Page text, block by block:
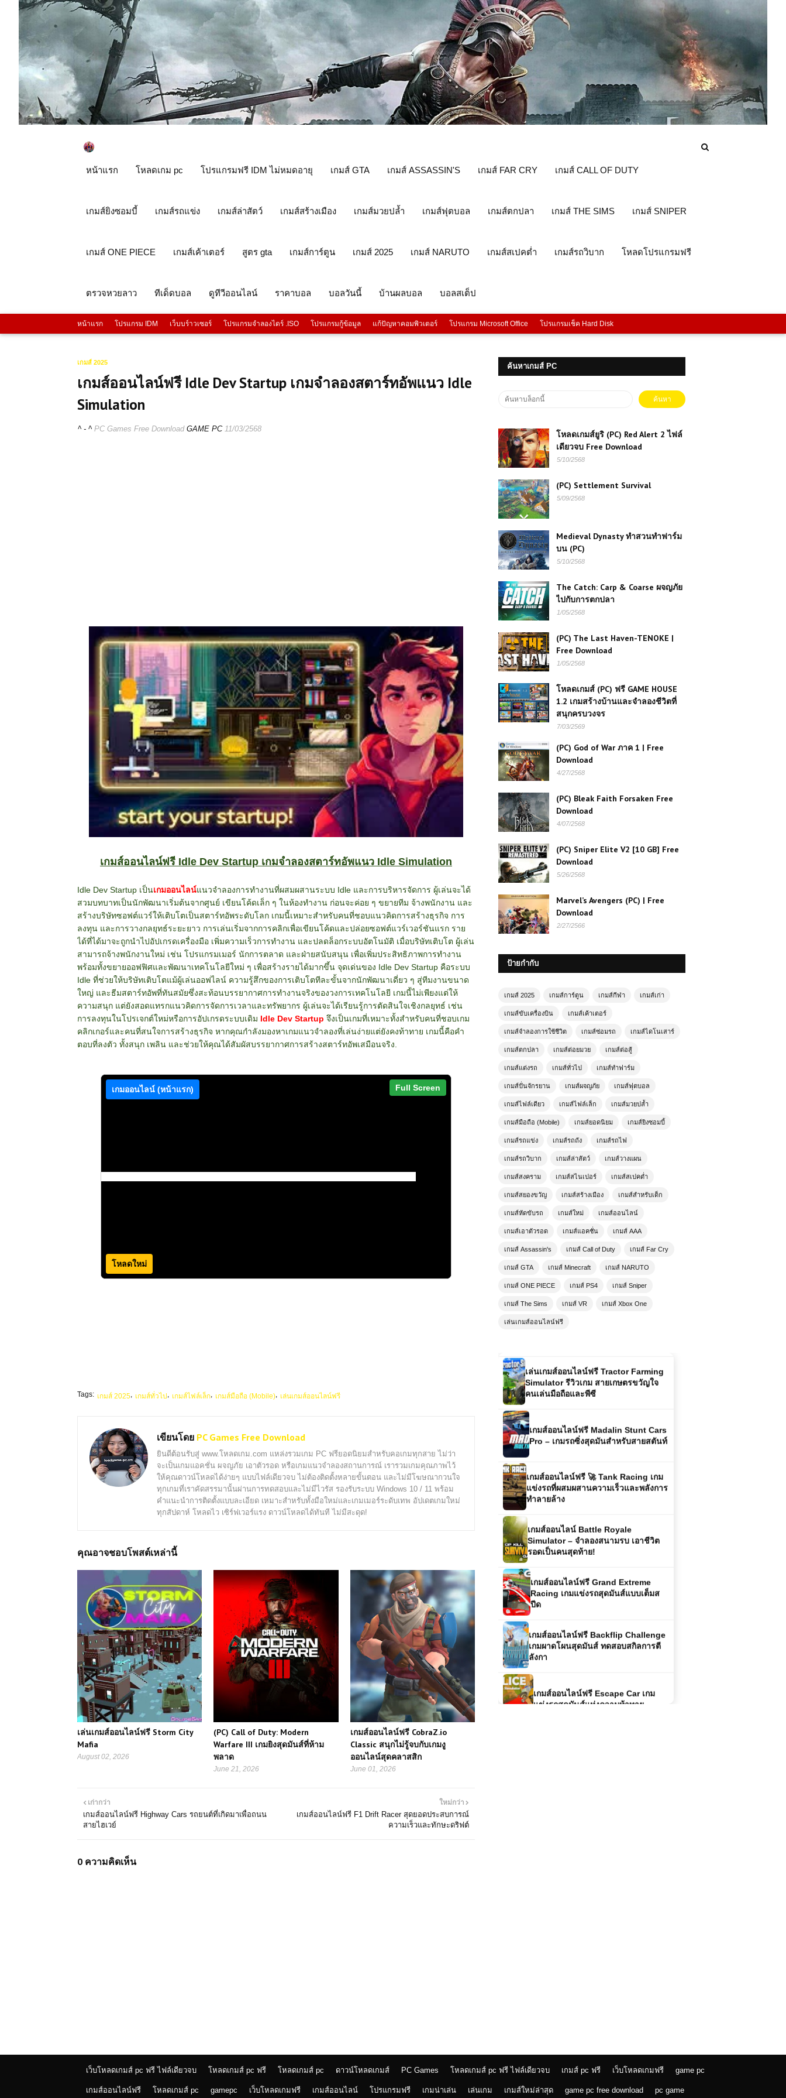
หน้าแรก โหลดเกม pc โปรแกรมฟรี IDM ไม่หมดอายุ เกมส์ GTA เกมส์ ASSASSIN'S เกมส์ FAR CRY เกมส์ CALL OF DUTY
เกมส์ยิงซอมบี้ เกมส์รถแข่ง เกมส์ล่าสัตว์ เกมส์สร้างเมือง เกมส์มวยปล้ำ เกมส์ฟุตบอล เกมส์ตกปลา เกมส์ THE SIMS เกมส์ SNIPER
เกมส์ ONE PIECE เกมส์เค้าเตอร์ สูตร gta เกมส์การ์ตูน เกมส์ 2025 เกมส์ NARUTO เกมส์สเปคต่ำ เกมส์รถวิบาก โหลดโปรแกรมฟรี
ตรวจหวยลาว ทีเด็ดบอล ดูทีวีออนไลน์ ราคาบอล บอลวันนี้ บ้านผลบอล บอลสเต็ป
หน้าแรก โปรแกรม IDM เว็บบร์าวเซอร์ โปรแกรมจำลองไดร์ .ISO โปรแกรมกู้ข้อมูล แก้ปัญหาคอมพิวเตอร์ โปรแกรม Microsoft Office โปรแกรมเช็ค Hard Disk
เกมส์ 2025
เกมส์ออนไลน์ฟรี Idle Dev Startup เกมจำลองสตาร์ทอัพแนว Idle
Simulation
^ - ^ PC Games Free Download GAME PC11/03/2568
เกมส์ออนไลน์ฟรี Idle Dev Startup เกมจำลองสตาร์ทอัพแนว Idle Simulation
Idle Dev Startup เป็นเกมออนไลน์แนวจำลองการทำงานที่ผสมผสานระบบ Idle และการบริหารจัดการ ผู้เล่นจะได้
สวมบทบาทเป็นนักพัฒนาเริ่มต้นจากศูนย์ เขียนโค้ดเล็ก ๆ ในห้องทำงาน ก่อนจะค่อย ๆ ขยายทีม จ้างพนักงาน และ
สร้างบริษัทซอฟต์แวร์ให้เติบโตเป็นสตาร์ทอัพระดับโลก เกมนี้เหมาะสำหรับคนที่ชอบแนวคิดการสร้างธุรกิจ การ
ลงทุน และการวางกลยุทธ์ระยะยาว การเล่นเริ่มจากการคลิกเพื่อเขียนโค้ดและปล่อยซอฟต์แวร์เวอร์ชันแรก ราย
ได้ที่ได้มาจะถูกนำไปอัปเกรดเครื่องมือ เพิ่มความเร็วการทำงาน และปลดล็อกระบบอัตโนมัติ เมื่อบริษัทเติบโต ผู้เล่น
สามารถจ้างพนักงานใหม่ เช่น โปรแกรมเมอร์ นักการตลาด และฝ่ายสนับสนุน เพื่อเพิ่มประสิทธิภาพการทำงาน
พร้อมทั้งขยายออฟฟิศและพัฒนาเทคโนโลยีใหม่ ๆ เพื่อสร้างรายได้มากขึ้น จุดเด่นของ Idle Dev Startup คือระบบ
Idle ที่ช่วยให้บริษัทเติบโตแม้ผู้เล่นออฟไลน์ ความรู้สึกของการเติบโตทีละขั้นจากนักพัฒนาเดี่ยว ๆ สู่ทีมงานขนาด
ใหญ่ และธีมสตาร์ทอัพที่ทันสมัยซึ่งสะท้อนบรรยากาศการทำงานจริงของวงการเทคโนโลยี เกมนี้ไม่เพียงแต่ให้
ความสนุก แต่ยังสอดแทรกแนวคิดการจัดการเวลาและทรัพยากร ผู้เล่นจะได้เรียนรู้การตัดสินใจเชิงกลยุทธ์ เช่น
การลงทุนในโปรเจกต์ใหม่หรือการอัปเกรดระบบเดิม Idle Dev Startup จึงเป็นเกมที่เหมาะทั้งสำหรับคนที่ชอบเกม
คลิกเกอร์และคนที่สนใจการสร้างธุรกิจ หากคุณกำลังมองหาเกมแนวจำลองที่เล่นง่ายแต่ยังคงท้าทาย เกมนี้คือคำ
ตอบที่ลงตัว ทั้งสนุก เพลิน และช่วยให้คุณได้สัมผัสบรรยากาศการสร้างสตาร์ทอัพเสมือนจริง.
เกมออนไลน์ (หน้าแรก) Full Screen
โหลดใหม่
Tags: เกมส์ 2025 เกมส์ทั่วไป เกมส์ไฟล์เล็ก เกมส์มือถือ (Mobile) เล่นเกมส์ออนไลน์ฟรี
เขียนโดย PC Games Free Download
ยินดีต้อนรับสู่ www.โหลดเกม.com แหล่งรวมเกม PC ฟรียอดนิยมสำหรับคอเกมทุกสาย ไม่ว่า
จะเป็นเกมแอคชั่น ผจญภัย เอาตัวรอด หรือเกมแนวจำลองสถานการณ์ เรารวมเกมคุณภาพไว้
ให้คุณดาวน์โหลดได้ง่ายๆ แบบไฟล์เดียวจบ ไม่ต้องติดตั้งหลายขั้นตอน และไม่มีโฆษณากวนใจ
ทุกเกมที่เราคัดสรรมานั้นผ่านการทดสอบและไม่มีไวรัส รองรับระบบ Windows 10 / 11 พร้อม
คำแนะนำการติดตั้งแบบละเอียด เหมาะสำหรับทั้งมือใหม่และเกมเมอร์ระดับเทพ อัปเดตเกมใหม่
ทุกสัปดาห์ โหลดไว เซิร์ฟเวอร์แรง ดาวน์โหลดได้ทันที ไม่มีสะดุด!
คุณอาจชอบโพสต์เหล่านี้
เล่นเกมส์ออนไลน์ฟรี Storm City
Mafia
August 02, 2026
(PC) Call of Duty: Modern
Warfare III เกมยิงสุดมันส์ที่ห้าม
พลาด
June 21, 2026
เกมส์ออนไลน์ฟรี CobraZ.io
Classic สนุกไม่รู้จบกับเกมงู
ออนไลน์สุดคลาสสิก
June 01, 2026
ใหม่กว่า
เกมส์ออนไลน์ฟรี F1 Drift Racer สุดยอดประสบการณ์
ความเร็วและทักษะดริฟต์
เก่ากว่า
เกมส์ออนไลน์ฟรี Highway Cars รถยนต์ที่เกิดมาเพื่อถนน
สายไฮเวย์
0 ความคิดเห็น
ค้นหาเกมส์ PC
โหลดเกมส์ยูริ (PC) Red Alert 2 ไฟล์
เดียวจบ Free Download
5/10/2568
(PC) Settlement Survival
5/09/2568
Medieval Dynasty ทำสวนทำฟาร์ม
บน (PC)
5/10/2568
The Catch: Carp & Coarse ผจญภัย
ไปกับการตกปลา
1/05/2568
(PC) The Last Haven-TENOKE |
Free Download
1/05/2568
โหลดเกมส์ (PC) ฟรี GAME HOUSE
1.2 เกมสร้างบ้านและจำลองชีวิตที่
สนุกครบวงจร
7/03/2569
(PC) God of War ภาค 1 | Free
Download
4/27/2568
(PC) Bleak Faith Forsaken Free
Download
4/07/2568
(PC) Sniper Elite V2 [10 GB] Free
Download
5/26/2568
Marvel’s Avengers (PC) | Free
Download
2/27/2566
ป้ายกำกับ
เกมส์ 2025 เกมส์การ์ตูน เกมส์กีฬา เกมส์เก่า
เกมส์ขับเครื่องบิน เกมส์เค้าเตอร์
เกมส์จำลองการใช้ชีวิต เกมส์ซ่อมรถ เกมส์ไดโนเสาร์
เกมส์ตกปลา เกมส์ต่อยมวย เกมส์ต่อสู้
เกมส์แต่งรถ เกมส์ทั่วไป เกมส์ทำฟาร์ม
เกมส์ปั่นจักรยาน เกมส์ผจญภัย เกมส์ฟุตบอล
เกมส์ไฟล์เดียว เกมส์ไฟล์เล็ก เกมส์มวยปล้ำ
เกมส์มือถือ (Mobile) เกมส์ยอดนิยม เกมส์ยิงซอมบี้
เกมส์รถแข่ง เกมส์รถถัง เกมส์รถไฟ
เกมส์รถวิบาก เกมส์ล่าสัตว์ เกมส์วางแผน
เกมส์สงคราม เกมส์สไนเปอร์ เกมส์สเปคต่ำ
เกมส์สยองขวัญ เกมส์สร้างเมือง เกมส์สำหรับเด็ก
เกมส์หัดขับรถ เกมส์ใหม่ เกมส์ออนไลน์
เกมส์เอาตัวรอด เกมส์แอคชั่น เกมส์ AAA
เกมส์ Assassin's เกมส์ Call of Duty เกมส์ Far Cry
เกมส์ GTA เกมส์ Minecraft เกมส์ NARUTO
เกมส์ ONE PIECE เกมส์ PS4 เกมส์ Sniper
เกมส์ The Sims เกมส์ VR เกมส์ Xbox One
เล่นเกมส์ออนไลน์ฟรี
เกมแข่งรถความเร็วสูงที่สายซิ่งต้องลอง
เกมส์ออนไลน์ฟรี Capoeira Fighter 3
Ultimate World Tournament – ศิลปะ
การต่อสู้สุดมันส์
เกมส์ออนไลน์ฟรี Monster Truck Dirt
Rally การแข่งขันสุดมันส์ที่ไม่ควร
พลาด
ในโลก Minecraft ที่สายเกมต้องลอง
เกมส์ออนไลน์ Blocky Parkour Ninja
ผจญภัยสุดมันส์ในโลกบล็อก
มหันตภัยจากต่างดาวบนท้องฟ้า
เกมส์ออนไลน์ฟรี Dead Rails:
Guardian of the Frontier – เกมรถไฟ
แอ็กชันสุดมันส์
ธนูพิชิตศัตรูด้วยปลายนิ้ว
สัมผัสความมันส์แห่งการดริฟต์รถซูเปอร์
คาร์
แอ็คชั่นต่อสู้บนหลังคาสุดมันส์
เกมออนไลน์ฟรี Drift Rider เกมแข่งรถ
ดริฟต์สุดมันส์ที่สายซิ่งไม่ควรพลาด
เกมส์ออนไลน์ Monster Truck Race
Arena สุดยอดประสบการณ์ความมันส์
ระดับมืออาชีพ
เกมออนไลน์ Stickman Destruction –
เล่นเกมส์ออนไลน์ฟรี Storm City
ยอดประสบการณ์ความเร็วและทักษะ
เกมส์ออนไลน์ Dragon Ball Fierce
Fighting 2.6 – ศึกดราก้อนบอลใน
เล่นเกมส์ออนไลน์ฟรี Formula 1
Driver อาชีพแห่งความเร็วและความ
เล่นเกมส์ออนไลน์ฟรี Tractor Farming
Simulator รีวิวเกม สายเกษตรขวัญใจ
คนเล่นมือถือและพีซี
Pro – เกมรถซิ่งสุดมันสำหรับสายสตันท์
แข่งรถที่ผสมผสานความเร็วและพลังการ
ทำลายล้าง
เกมส์ออนไลน์ Battle Royale
Simulator – จำลองสนามรบ เอาชีวิต
รอดเป็นคนสุดท้าย!
Racing เกมแข่งรถสุดมันส์แบบเต็มส
ปีด
เกมส์ออนไลน์ฟรี Backflip Challenge
เกมผาดโผนสุดมันส์ ทดสอบสกิลการตี
ลังกา
แข่งรถสุดมันส์แห่งความท้าทาย
เว็บโหลดเกมส์ pc ฟรี ไฟล์เดียวจบ โหลดเกมส์ pc ฟรี โหลดเกมส์ pc ดาวน์โหลดเกมส์ PC Games โหลดเกมส์ pc ฟรี ไฟล์เดียวจบ เกมส์ pc ฟรี เว็บโหลดเกมฟรี game pc
เกมส์ออนไลน์ฟรี โหลดเกมส์ pc gamepc เว็บโหลดเกมฟรี เกมส์ออนไลน์ โปรแกรมฟรี เกมน่าเล่น เล่นเกม เกมส์ใหม่ล่าสุด game pc free download pc game